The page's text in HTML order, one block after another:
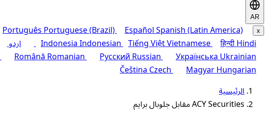
AR
x
PortuguêsPortuguese (Brazil) EspañolSpanish (Latin America)
IndonesiaIndonesian Tiếng ViệtVietnamese हिन्दीHindi اردو
RomânăRomanian РусскийRussian УкраїнськаUkrainian
ČeštinaCzech MagyarHungarian
الرئيسية
ACY Securities مقابل جلوبال برايم